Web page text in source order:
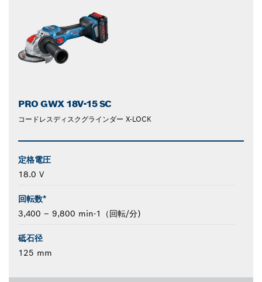
PRO GWX 18V-15 SC
コードレスディスクグラインダー X-LOCK
定格電圧
18.0 V
回転数*
3,400 – 9,800 min-1（回転/分)
砥石径
125 mm